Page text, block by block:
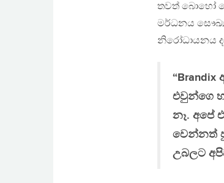
තවත් බොහෝ
මර්ධනය
නිරෝධායනය
එවුන්ගෙ
නෑ. අපේ
වෙන්නත්
උබලට